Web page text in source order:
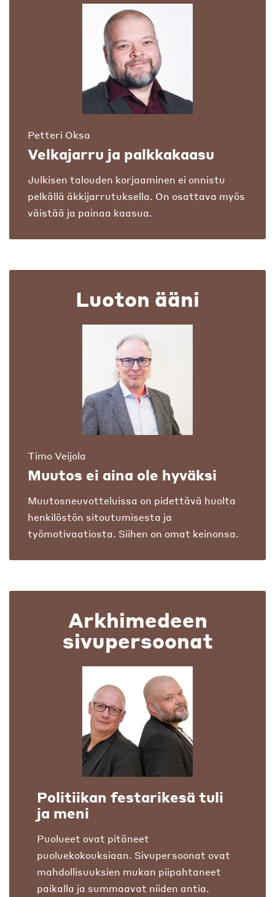
Petteri Oksa
Velkajarru ja palkkakaasu
Julkisen talouden korjaaminen ei onnistu
pelkällä äkkijarrutuksella. On osattava myös
väistää ja painaa kaasua.
Luoton ääni
Timo Veijola
Muutos ei aina ole hyväksi
Muutosneuvotteluissa on pidettävä huolta
henkilöstön sitoutumisesta ja
työmotivaatiosta. Siihen on omat keinonsa.
Arkhimedeen
sivupersoonat
Politiikan festarikesä tuli
ja meni
Puolueet ovat pitäneet
puoluekokouksiaan. Sivupersoonat ovat
mahdollisuuksien mukan piipahtaneet
paikalla ja summaavat niiden antia.